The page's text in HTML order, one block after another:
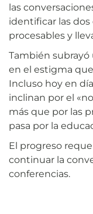
las
identificar las
procesables y
También
en el estigma
Incluso hoy en
inclinan por el
más que por las
pasa por la
El progreso
continuar la
conferencias.